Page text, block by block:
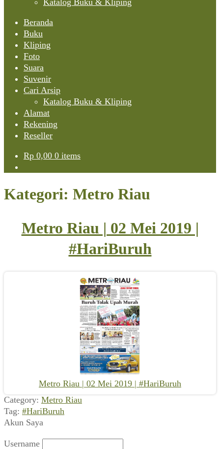
Katalog Buku & Kliping
Beranda
Buku
Kliping
Foto
Suara
Suvenir
Cari Arsip
Katalog Buku & Kliping
Alamat
Rekening
Reseller
Rp 0,00 0 items
Kategori: Metro Riau
Metro Riau | 02 Mei 2019 |
#HariBuruh
Metro Riau | 02 Mei 2019 | #HariBuruh
Category: Metro Riau
Tag: #HariBuruh
Akun Saya
Username